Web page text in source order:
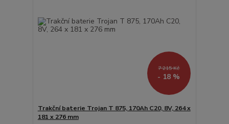
7 215 Kč
- 18 %
Trakční baterie Trojan T 875, 170Ah C20, 8V, 264 x
181 x 276 mm